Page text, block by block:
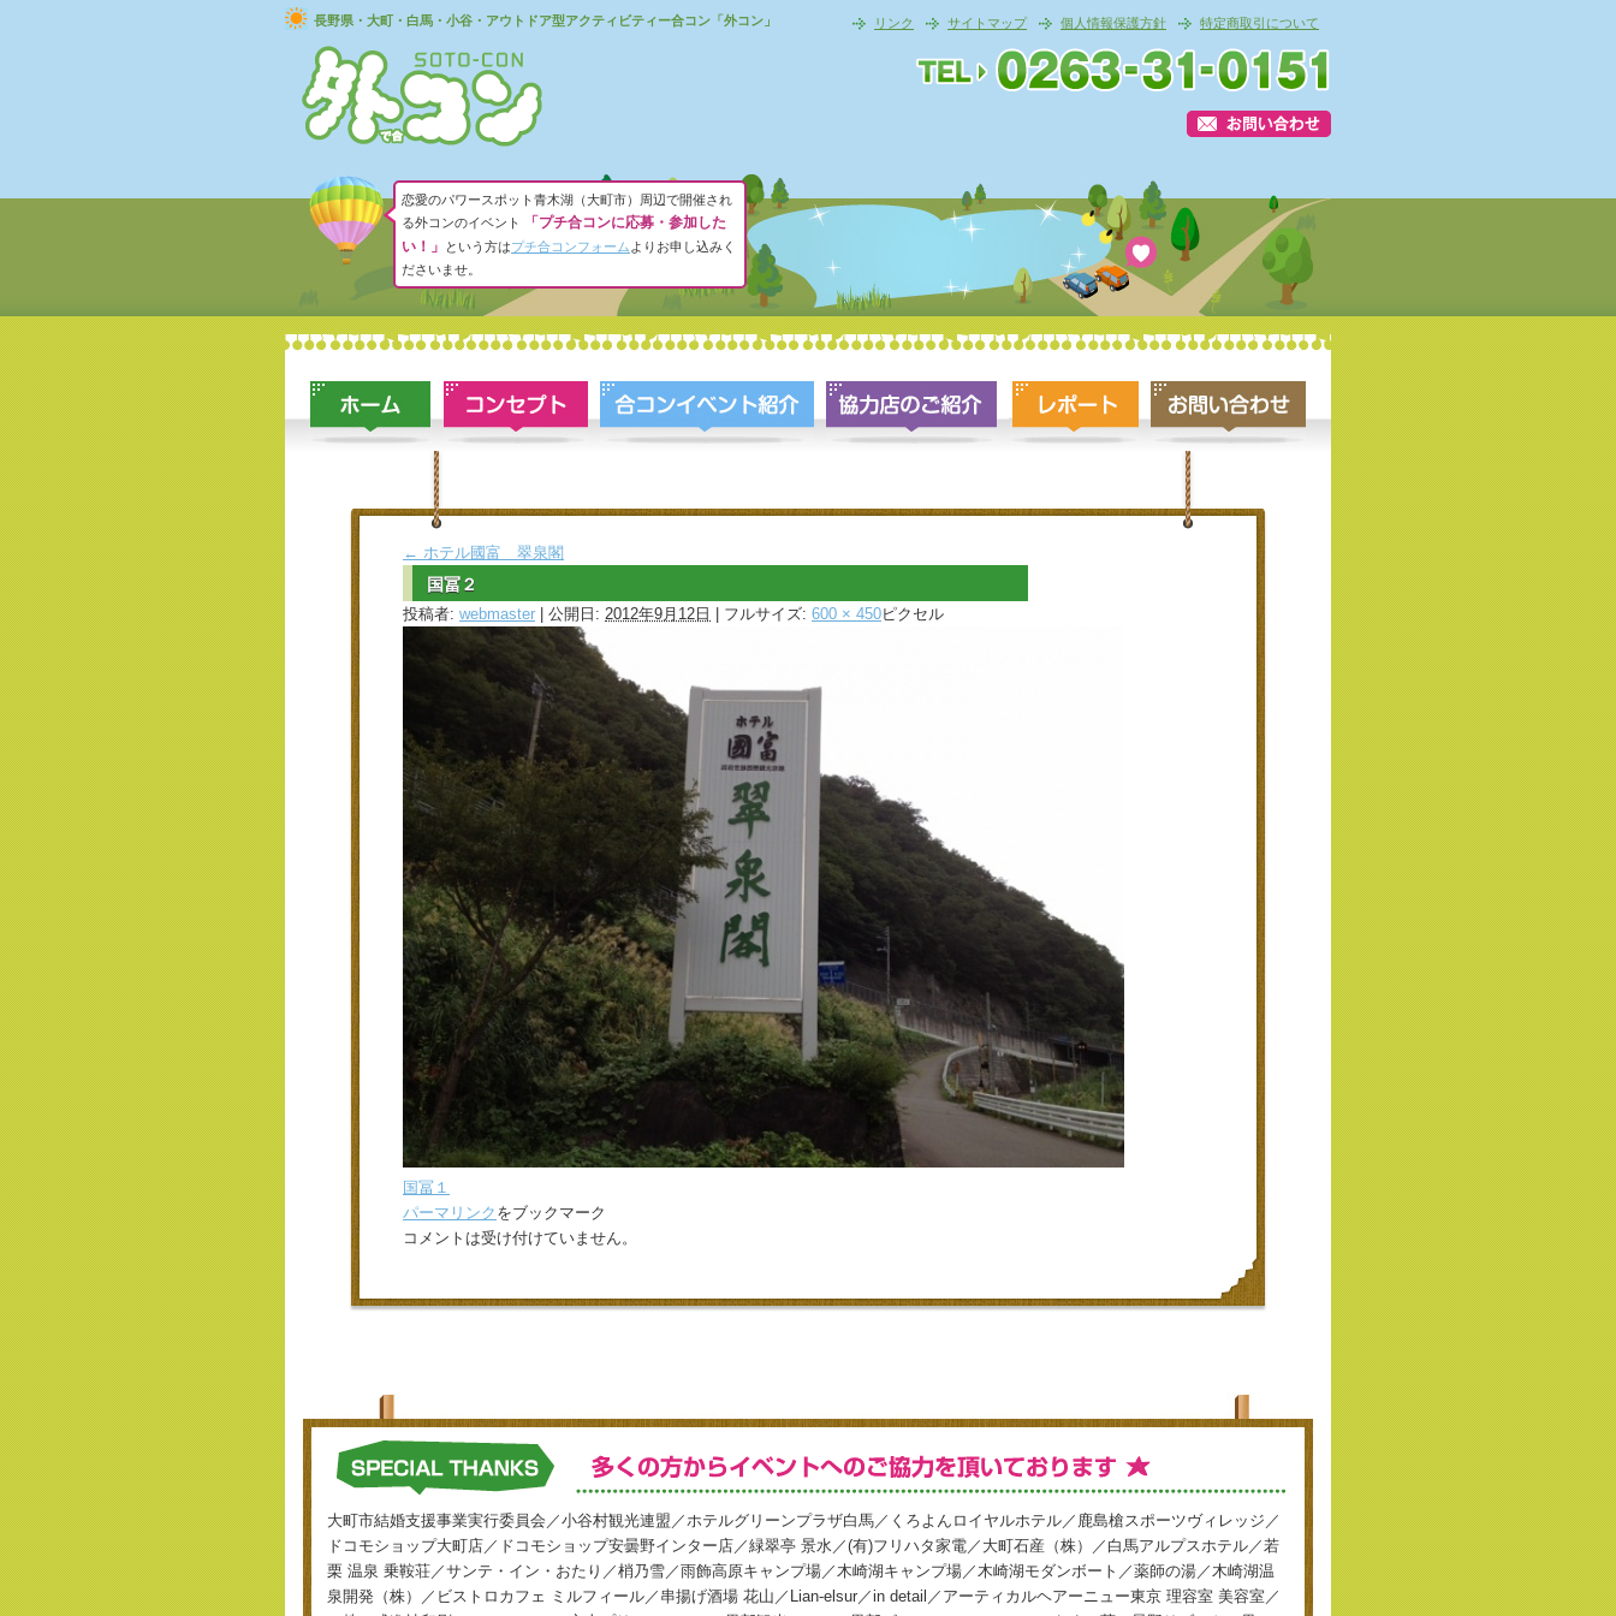
長野県・大町・白馬・小谷・アウトドア型アクティビティー合コン「外コン」 特定商取引について
個人情報保護方針
サイトマップ
リンク
恋愛のパワースポット青木湖（大町市）周辺で開催され
る外コンのイベント
「プチ合コンに応募・参加した
い！」
という方はプチ合コンフォーム よりお申し込みく
ださいませ。
← ホテル國富 翠泉閣
国冨２
投稿者: webmaster 公開日: 2012年9月12日 フルサイズ: 600 × 450ピクセル
国冨１
パーマリンク をブックマーク
コメントは受け付けていません。
大町市結婚支援事業実行委員会／小谷村観光連盟／ホテルグリーンプラザ白馬／くろよんロイヤルホテル／鹿島槍スポーツヴィレッジ／
ドコモショップ大町店／ドコモショップ安曇野インター店／緑翠亭 景水／(有)フリハタ家電／大町石産（株）／白馬アルプスホテル／若
栗 温泉 乗鞍荘／サンテ・イン・おたり／梢乃雪／雨飾高原キャンプ場／木崎湖キャンプ場／木崎湖モダンボート／薬師の湯／木崎湖温
泉開発（株）／ビストロカフェ ミルフィール／串揚げ酒場 花山／Lian-elsur／in detail／アーティカルヘアーニュー東京 理容室 美容室／